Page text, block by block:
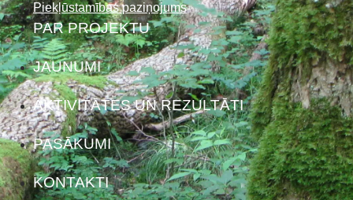
Piekļūstamības paziņojums
PAR PROJEKTU
JAUNUMI
AKTIVITĀTES UN REZULTĀTI
PASĀKUMI
KONTAKTI